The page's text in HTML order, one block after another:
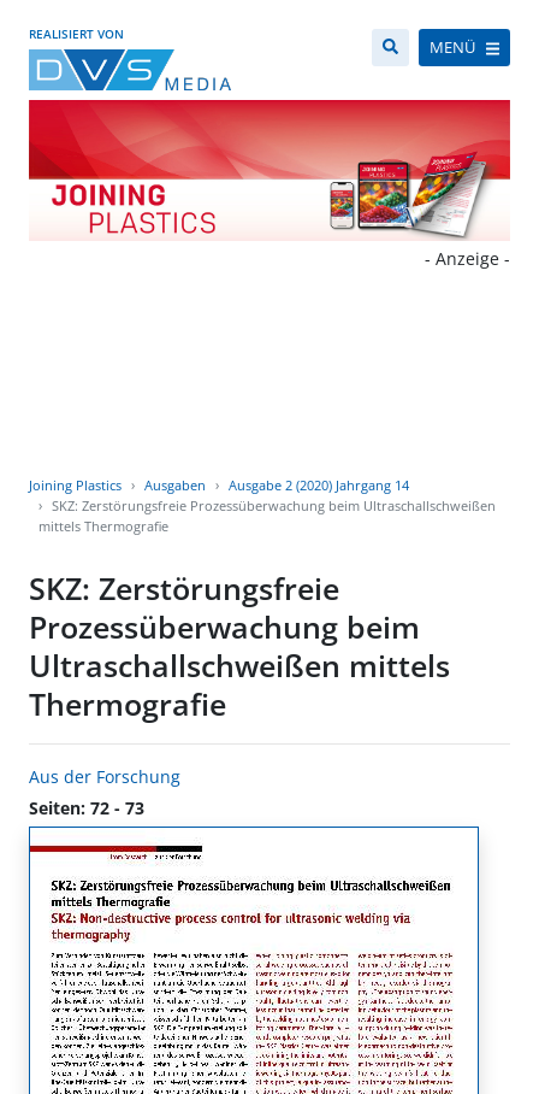
REALISIERT VON
MENÜ
- Anzeige -
Joining Plastics Ausgaben
Ausgabe 2 (2020) Jahrgang 14
SKZ: Zerstörungsfreie Prozessüberwachung beim Ultraschallschweißen
mittels Thermografie
SKZ: Zerstörungsfreie
Prozessüberwachung beim
Ultraschallschweißen mittels
Thermografie
Aus der Forschung
Seiten: 72 - 73